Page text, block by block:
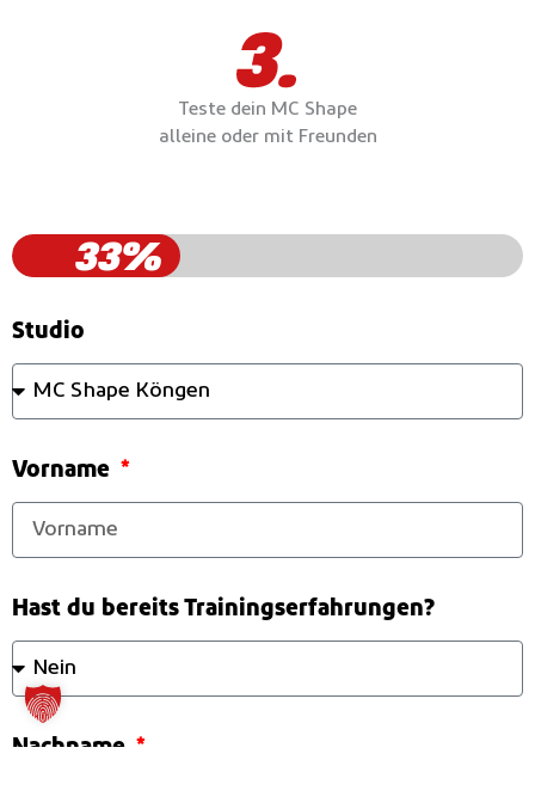
Teste dein MC Shape
alleine oder mit Freunden
33%
Studio
Vorname
Hast du bereits Trainingserfahrungen?
Nachname